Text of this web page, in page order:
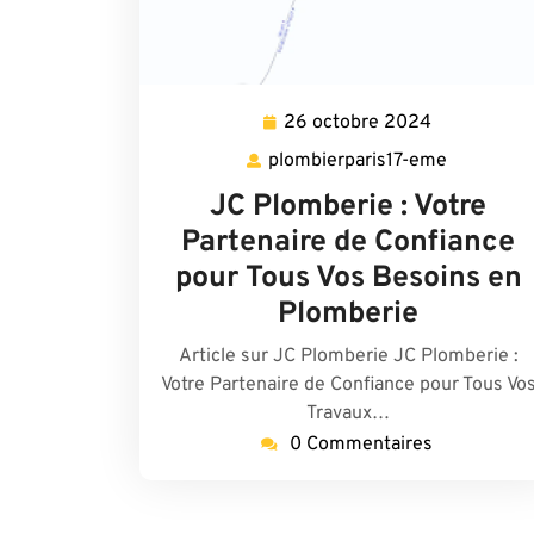
26 octobre 2024
octobre
plombierparis17-eme
eme
JC Plomberie : Votre
Partenaire de Confiance
pour Tous Vos Besoins en
Plomberie
Article sur JC Plomberie JC Plomberie :
Votre Partenaire de Confiance pour Tous Vos
Travaux…
0 Commentaires